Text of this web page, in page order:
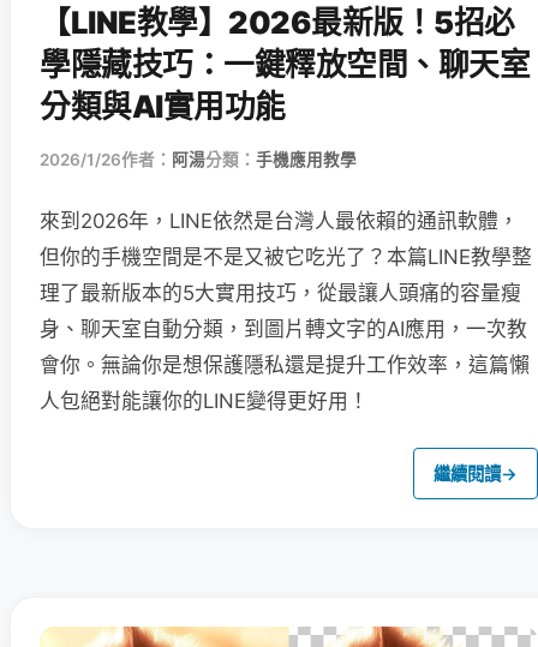
【LINE教學】2026最新版！5招必
學隱藏技巧：一鍵釋放空間、聊天室
分類與AI實用功能
2026/1/26作者： 阿湯分類： 手機應用教學
來到2026年，LINE依然是台灣人最依賴的通訊軟體，
但你的手機空間是不是又被它吃光了？本篇LINE教學整
理了最新版本的5大實用技巧，從最讓人頭痛的容量瘦
身、聊天室自動分類，到圖片轉文字的AI應用，一次教
會你。無論你是想保護隱私還是提升工作效率，這篇懶
人包絕對能讓你的LINE變得更好用！
繼續閱讀→